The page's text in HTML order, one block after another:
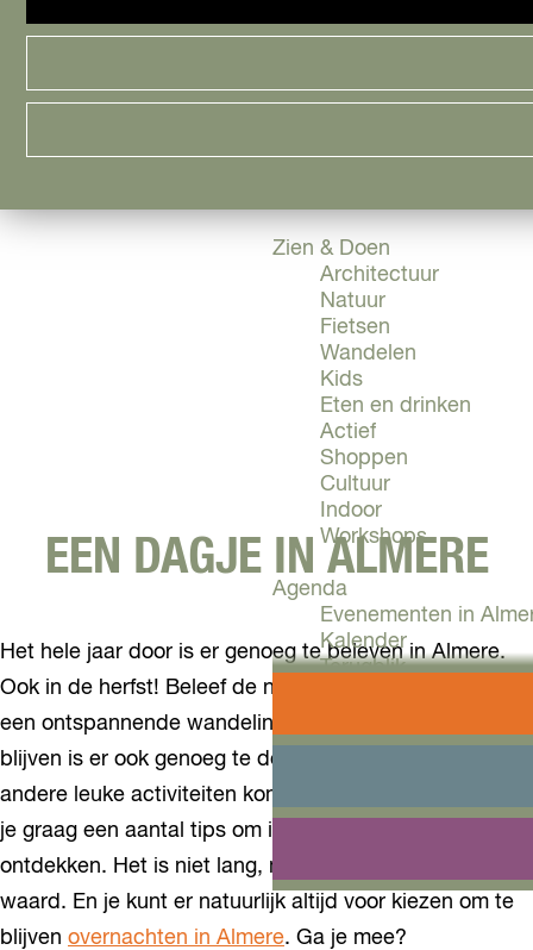
Samen genieten
Urban en Architectuur
Zien & Doen
Architectuur
Natuur
Fietsen
Wandelen
Kids
Eten en drinken
Actief
Shoppen
Cultuur
Indoor
Workshops
Agenda
Evenementen in
Kalender
Terugblik
Arrangementen
VVV Almere
EEN DAGJE IN ALMERE
Het hele jaar door is er genoeg te beleven in Almere.
Ook in de herfst! Beleef de natuur op de fiets of maak
een ontspannende wandeling. Voor zij die liever binnen
blijven is er ook genoeg te doen! Aan cultuur, winkels of
andere leuke activiteiten kom je niet tekort. Wij geven
je graag een aantal tips om in 24 uur Almere te
ontdekken. Het is niet lang, maar zeker de moeite
waard. En je kunt er natuurlijk altijd voor kiezen om te
blijven overnachten in Almere. Ga je mee?